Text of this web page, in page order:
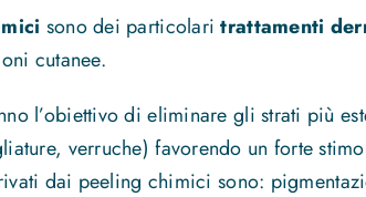
sono dei particolaritrattamenti
cutanee.
l’obiettivo di eliminare gli strati più
verruche) favorendo un forte
dai peeling chimici sono: